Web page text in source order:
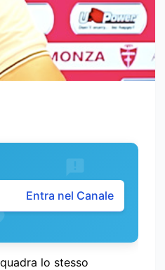
Entra nel Canale
lo stesso